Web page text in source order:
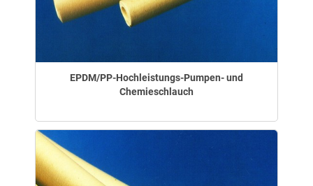
EPDM/PP-Hochleistungs-Pumpen- und
Chemieschlauch